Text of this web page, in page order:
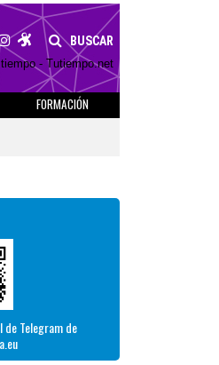
BUSCAR
- Tutiempo.net
FORMACIÓN
de Telegram de